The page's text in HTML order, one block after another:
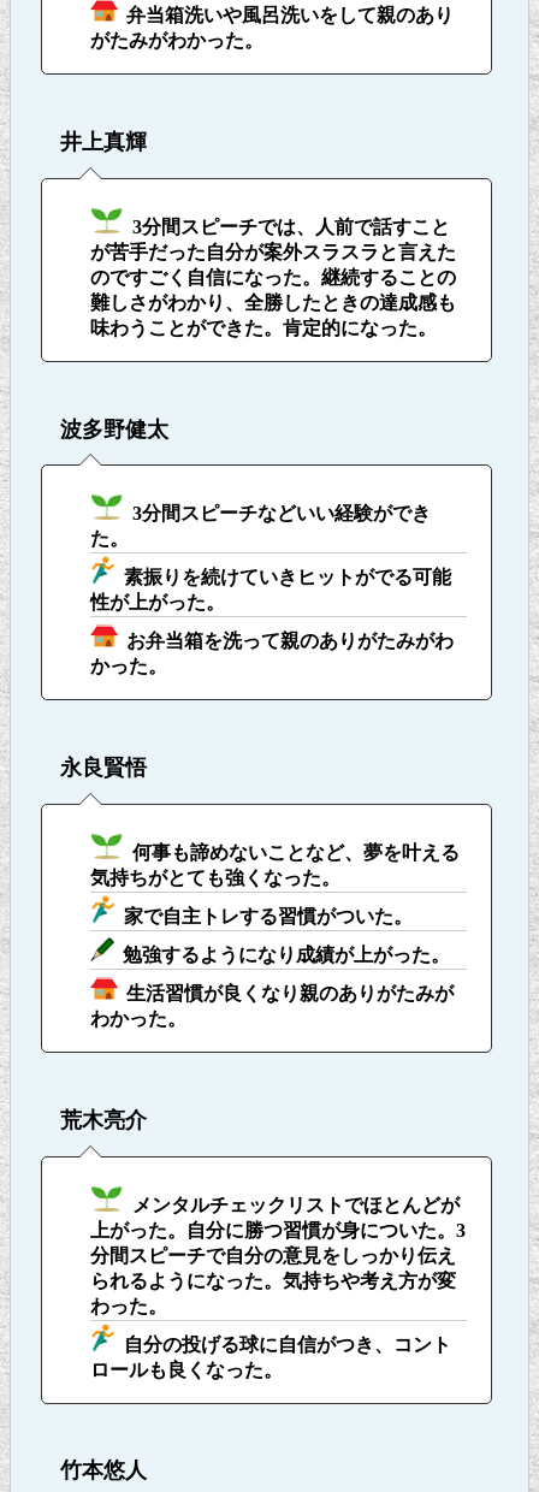
弁当箱洗いや風呂洗いをして親のあり
がたみがわかった。
井上真輝
3分間スピーチでは、人前で話すこと
が苦手だった自分が案外スラスラと言えた
のですごく自信になった。継続することの
難しさがわかり、全勝したときの達成感も
味わうことができた。肯定的になった。
波多野健太
3分間スピーチなどいい経験ができ
た。
素振りを続けていきヒットがでる可能
性が上がった。
お弁当箱を洗って親のありがたみがわ
かった。
永良賢悟
何事も諦めないことなど、夢を叶える
気持ちがとても強くなった。
家で自主トレする習慣がついた。
勉強するようになり成績が上がった。
生活習慣が良くなり親のありがたみが
わかった。
荒木亮介
メンタルチェックリストでほとんどが
上がった。自分に勝つ習慣が身についた。3
分間スピーチで自分の意見をしっかり伝え
られるようになった。気持ちや考え方が変
わった。
自分の投げる球に自信がつき、コント
ロールも良くなった。
竹本悠人